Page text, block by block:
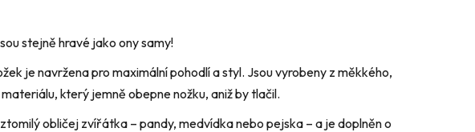
stejně hravé jako ony samy!
je navržena pro maximální pohodlí a styl. Jsou vyrobeny z měkkého,
který jemně obepne nožku, aniž by tlačil.
obličej zvířátka – pandy, medvídka nebo pejska – a je doplněn o